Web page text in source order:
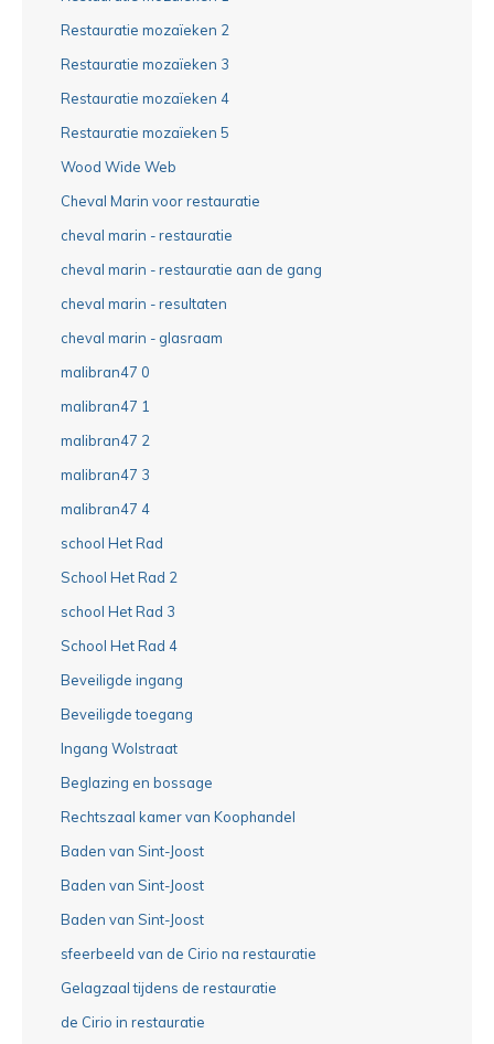
Restauratie mozaïeken 2
Restauratie mozaïeken 3
Restauratie mozaïeken 4
Restauratie mozaïeken 5
Wood Wide Web
Cheval Marin voor restauratie
cheval marin - restauratie
cheval marin - restauratie aan de gang
cheval marin - resultaten
cheval marin - glasraam
malibran47 0
malibran47 1
malibran47 2
malibran47 3
malibran47 4
school Het Rad
School Het Rad 2
school Het Rad 3
School Het Rad 4
Beveiligde ingang
Beveiligde toegang
Ingang Wolstraat
Beglazing en bossage
Rechtszaal kamer van Koophandel
Baden van Sint-Joost
Baden van Sint-Joost
Baden van Sint-Joost
sfeerbeeld van de Cirio na restauratie
Gelagzaal tijdens de restauratie
de Cirio in restauratie